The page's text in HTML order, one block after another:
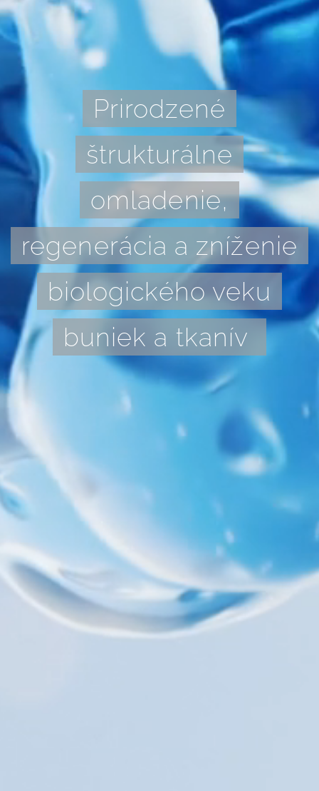
Prirodzené
štrukturálne
omladenie,
regenerácia a zníženie
biologického veku
buniek a tkanív